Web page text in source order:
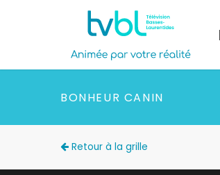
BONHEUR CANIN
Retour à la grille